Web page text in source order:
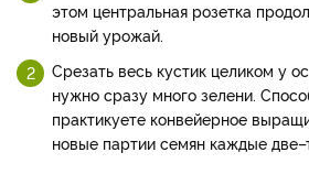
этом центральная розетка
новый урожай.
Срезать весь кустик целиком у
нужно сразу много зелени.
практикуете конвейерное
новые партии семян каждые